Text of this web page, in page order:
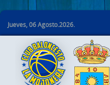
Jueves, 06 Agosto.2026.